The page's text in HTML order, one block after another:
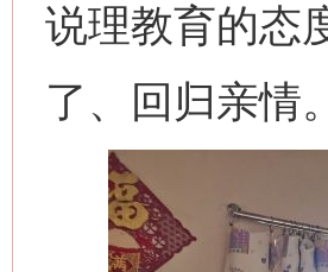
说理教育的态
了、回归亲情。